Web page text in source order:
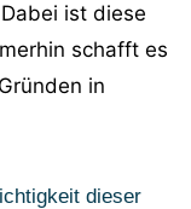
ist diese
schafft es
in
dieser